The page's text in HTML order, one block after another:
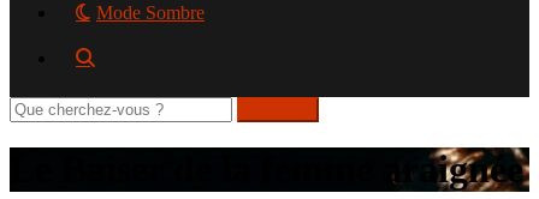
Mode Sombre
Rechercher
sur
le Le Baiser de la femme araignée